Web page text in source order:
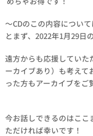
〜CDのこの内容につい
とまず、2022年1月29日
遠方からも応援していた
ーカイブあり）も考えて
った方もアーカイブをご
今お話しできるのはここ
ただければ幸いです！